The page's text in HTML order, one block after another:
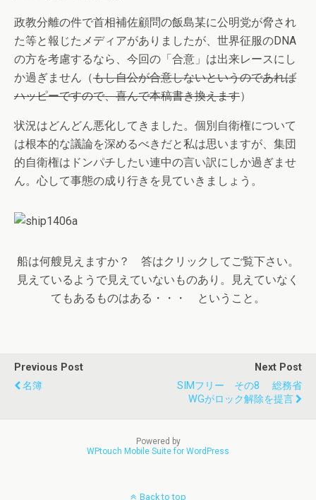
政教分離の件で首相補佐顧問の飯島某に公明党が脅され
た等と報じたメディアがありましたが、世界征服のDNA
の方を考慮するなら、今回の「合意」は出来レースにし
か過ぎません（もし自公が合意しないというのであれば
ハッピーですので、喜んで本稿書き換えます）
状況はどんどん悪化してきました。個別自衛権について
は根本的な議論を深めるべきだと私は思いますが、集団
的自衛権はドンパチしたい連中の言い訳にしか過ぎませ
ん。心して事態の成り行きを見ていきましょう。
船は何艘見えますか？ 答はクリックしてご覧下さい。
見えているようで見えていないものあり。見えていなく
てもあるものはある・・・ ということ。
Previous Post
名簿
Next Post
SIMフリー その8 総務省
WGがロック解除を提言
Powered by
WPtouch Mobile Suite for WordPress
Back to top